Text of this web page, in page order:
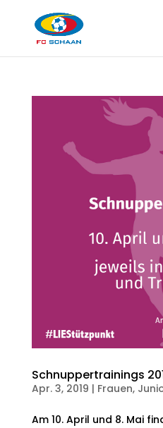
Schnuppertrainings
Apr. 3, 2019 | Frauen,
Am 10. April und 8. Mai